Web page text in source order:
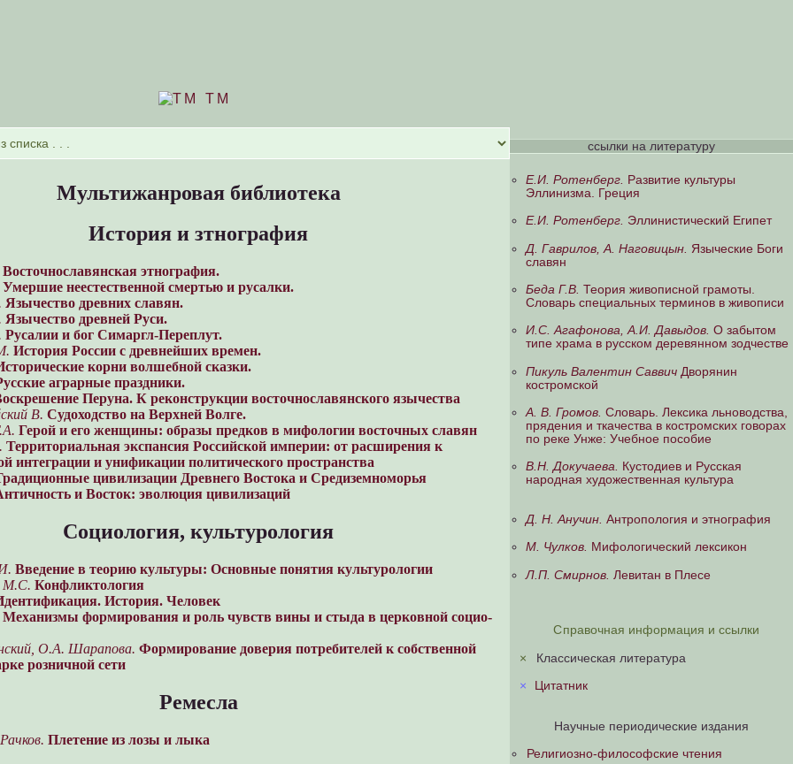
TM
Мультижанровая библиотека
История и зтнография
Восточнославянская этнография.
Умершие неестественной смертью и русалки.
Язычество древних славян.
Язычество древней Руси.
Русалии и бог Симаргл-Переплут.
История России с древнейших времен.
корни волшебной сказки.
аграрные праздники.
Перуна. К реконструкции восточнославянского язычества
В. Судоходство на Верхней Волге.
Герой и его женщины: образы предков в мифологии восточных славян
Территориальная экспансия Российской империи: от расширения к
интеграции и унификации политического пространства
цивилизации Древнего Востока и Средиземноморья
и Восток: эволюция цивилизаций
Социология, культурология
Введение в теорию культуры: Основные понятия культурологии
М.С. Конфликтология
История. Человек
Механизмы формирования и роль чувств вины и стыда в церковной социо-
О.А. Шарапова. Формирование доверия потребителей к собственной
розничной сети
Ремесла
Плетение из лозы и лыка
ссылки на литературу
Е.И. Ротенберг.
Развитие культуры
Эллинизма. Греция
Е.И. Ротенберг. Эллинистический Египет
Д. Гаврилов, А. Hаговицын. Языческие Боги
славян
Беда Г.В. Теория живописной грамоты.
Словарь специальных терминов в живописи
И.С. Агафонова, А.И. Давыдов. О забытом
типе храма в русском деревянном зодчестве
Пикуль Валентин Саввич Дворянин
костромской
А. В. Громов. Словарь. Лексика льноводства,
прядения и ткачества в костромских говорах
по реке Унже: Учебное пособие
В.Н. Докучаева. Кустодиев и Русская
народная художественная культура
Д. Н. Анучин. Антропология и этнография
М. Чулков. Мифологический лексикон
Л.П. Смирнов. Левитан в Плесе
Справочная информация и ссылки
Классическая литература
Цитатник
Научные периодические издания
Религиозно-философские чтения